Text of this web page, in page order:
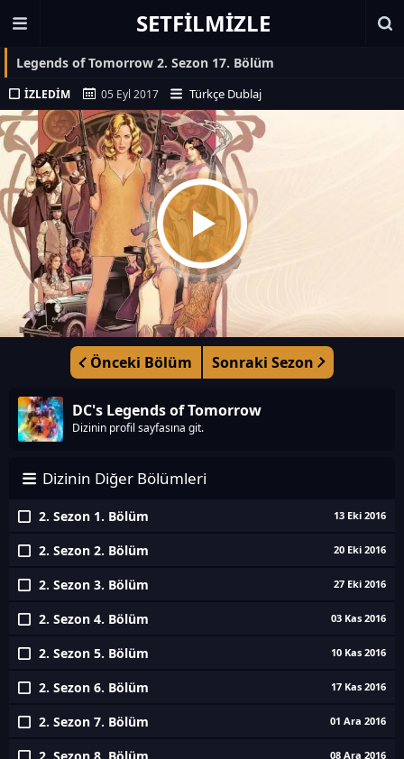
SETFILMIZLE
Legends of Tomorrow 2. Sezon 17. Bölüm
İZLEDIM 05 Eyl 2017 Türkçe Dublaj
Önceki Bölüm Sonraki Sezon
DC's Legends of Tomorrow
Dizinin profil sayfasına git.
Dizinin Diğer Bölümleri
2. Sezon 1. Bölüm 13 Eki 2016
2. Sezon 2. Bölüm 20 Eki 2016
2. Sezon 3. Bölüm 27 Eki 2016
2. Sezon 4. Bölüm 03 Kas 2016
2. Sezon 5. Bölüm 10 Kas 2016
2. Sezon 6. Bölüm 17 Kas 2016
2. Sezon 7. Bölüm 01 Ara 2016
08 Ara 2016